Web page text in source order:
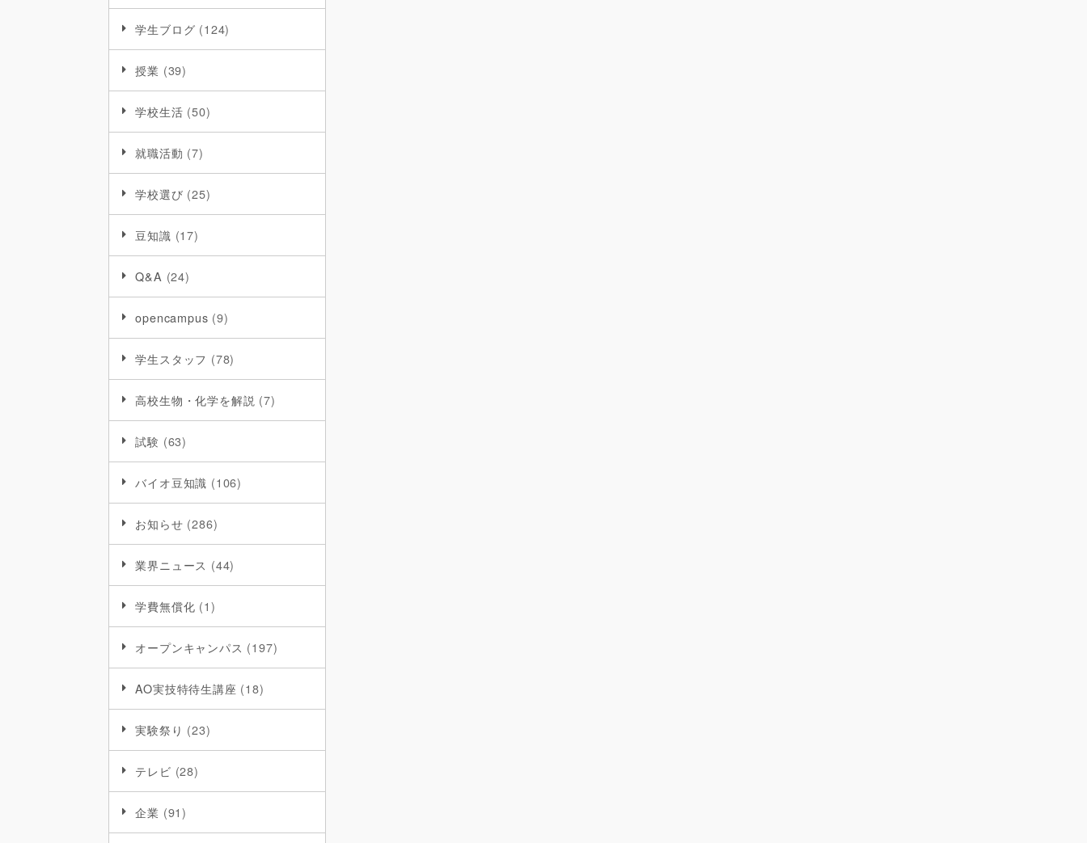
学生ブログ (124)
授業 (39)
学校生活 (50)
就職活動 (7)
学校選び (25)
豆知識 (17)
Q&A (24)
opencampus (9)
学生スタッフ (78)
高校生物・化学を解説 (7)
試験 (63)
バイオ豆知識 (106)
お知らせ (286)
業界ニュース (44)
学費無償化 (1)
オープンキャンパス (197)
AO実技特待生講座 (18)
実験祭り (23)
テレビ (28)
企業 (91)